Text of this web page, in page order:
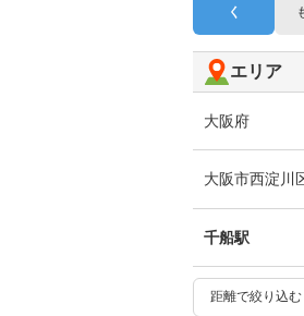
く
エリア
大阪府
大阪市西淀川
千船駅